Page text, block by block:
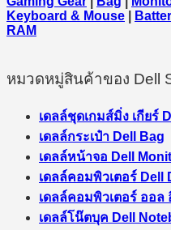
Keyboard & Mouse
RAM
หมวดหมู่สินค้าของ Dell
เดลล์ชุดเกมส์มิ่ง เกียร์
เดลล์กระเป๋า Dell Bag
เดลล์หน้าจอ Dell
เดลล์คอมพิวเตอร์ Dell
เดลล์คอมพิวเตอร์ ออล
เดลล์โน๊ตบุค Dell